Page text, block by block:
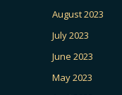
August 2023
July 2023
June 2023
May 2023